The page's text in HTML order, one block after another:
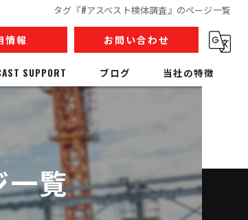
タグ『#アスベスト検体調査』のページ一覧
情報 お問い合わせ
SUPPORT ブログ 当社の特徴
収集運搬
産業廃棄物
一覧